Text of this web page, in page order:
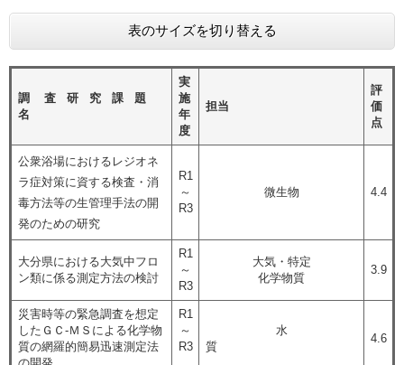
表のサイズを切り替える
調 査 研 究 課 題
名
実
施
年
度
担当
評
価
点
公衆浴場におけるレジオネ
ラ症対策に資する検査・消
毒方法等の生管理手法の開
発のための研究
R1
～
R3
微生物 4.4
大分県における大気中フロ
ン類に係る測定方法の検討
R1
～
R3
大気・特定
化学物質
3.9
災害時等の緊急調査を想定
したＧＣ-ＭＳによる化学物
質の網羅的簡易迅速測定法
R1
～
R3
水
質
4.6